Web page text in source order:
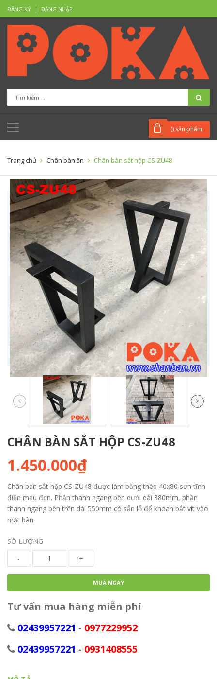
ĐĂNG KÝ ĐĂNG NHẬP
() sản phẩm
Trang chủ Chân bàn ăn Chân bàn sắt hộp CS-ZU48
CHÂN BÀN SẮT HỘP CS-ZU48
1.450.000₫
Chân bàn sắt hộp CS-ZU48 được làm bằng thép 40x80 sơn tĩnh
điện màu đen. Phần thanh ngang bên dưới dài 380mm, phần
thanh ngang bên trên dài 550mm có sẵn lỗ để khoan bắt vít vào
mặt bàn.
SỐ LƯỢNG
-
+
MUA NGAY
Tư vấn mua hàng miễn phí
02439957221 - 0977229952
02439957221 - 0931408555